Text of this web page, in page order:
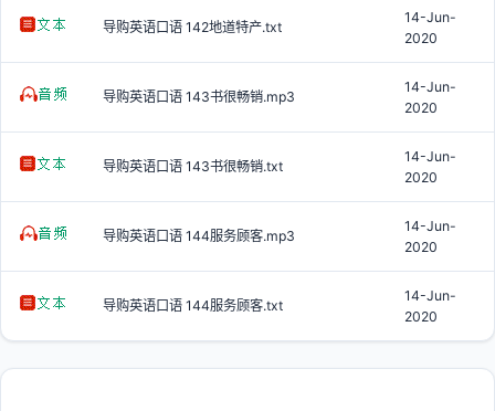
导购英语口语 142地道特产.txt
14-Jun-
2020
导购英语口语 143书很畅销.mp3
14-Jun-
2020
导购英语口语 143书很畅销.txt
14-Jun-
2020
导购英语口语 144服务顾客.mp3
14-Jun-
2020
导购英语口语 144服务顾客.txt
14-Jun-
2020